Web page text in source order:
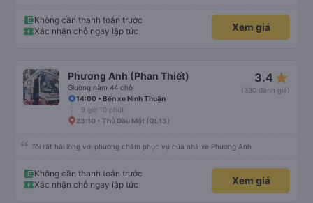
Không cần thanh toán trước
Xác nhận chỗ ngay lập tức
Xem giá
Phương Anh (Phan Thiết)
Giường nằm 44 chỗ
3.4 star_rate
(330 đánh giá)
14:00 • Bến xe Ninh Thuận
9 giờ 10 phút
23:10 • Thủ Dầu Một (QL13)
Tôi rất hài lòng với phương châm phục vụ của nhà xe Phương Anh
Không cần thanh toán trước
Xác nhận chỗ ngay lập tức
Xem giá